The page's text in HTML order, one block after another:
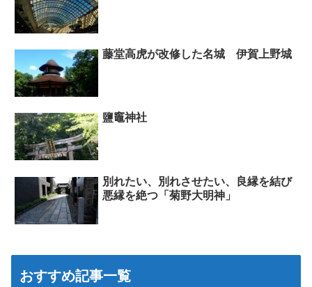
藤堂高虎が改修した名城 伊賀上野城
鹽竈神社
別れたい、別れさせたい、良縁を結び
悪縁を絶つ「菊野大明神」
おすすめ記事一覧